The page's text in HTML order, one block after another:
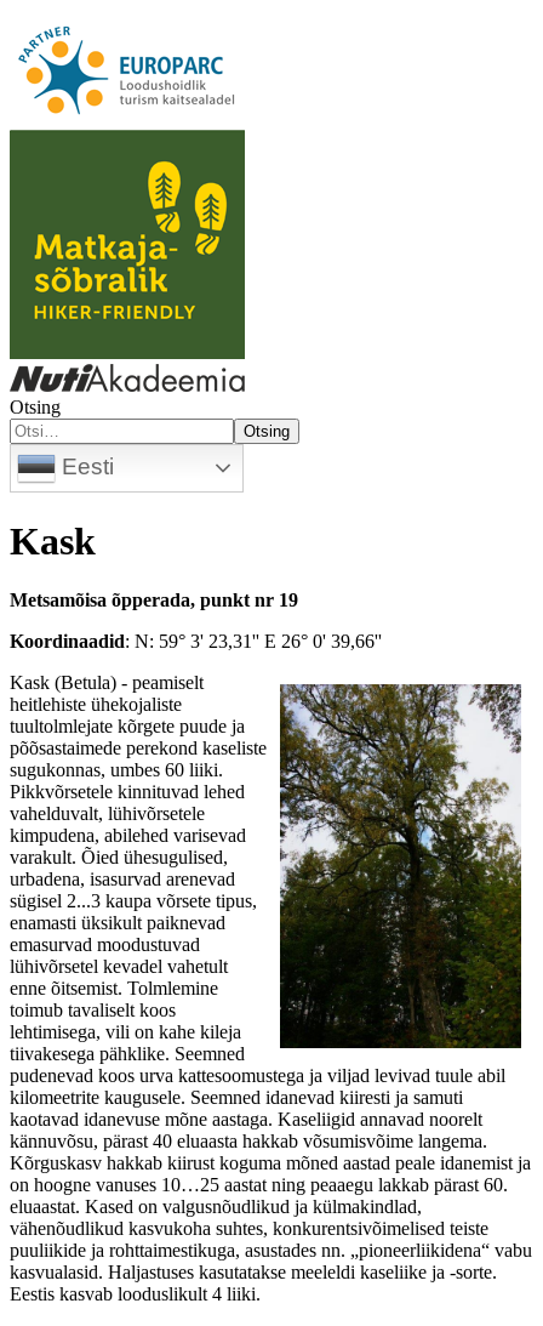
Otsing
Otsing
Eesti
Kask
Metsamõisa õpperada, punkt nr 19
Koordinaadid: N: 59° 3' 23,31'' E 26° 0' 39,66''
Kask (Betula) - peamiselt
heitlehiste ühekojaliste
tuultolmlejate kõrgete puude ja
põõsastaimede perekond kaseliste
sugukonnas, umbes 60 liiki.
Pikkvõrsetele kinnituvad lehed
vahelduvalt, lühivõrsetele
kimpudena, abilehed varisevad
varakult. Õied ühesugulised,
urbadena, isasurvad arenevad
sügisel 2...3 kaupa võrsete tipus,
enamasti üksikult paiknevad
emasurvad moodustuvad
lühivõrsetel kevadel vahetult
enne õitsemist. Tolmlemine
toimub tavaliselt koos
lehtimisega, vili on kahe kileja
tiivakesega pähklike. Seemned
pudenevad koos urva kattesoomustega ja viljad levivad tuule abil
kilomeetrite kaugusele. Seemned idanevad kiiresti ja samuti
kaotavad idanevuse mõne aastaga. Kaseliigid annavad noorelt
kännuvõsu, pärast 40 eluaasta hakkab võsumisvõime langema.
Kõrguskasv hakkab kiirust koguma mõned aastad peale idanemist ja
on hoogne vanuses 10…25 aastat ning peaaegu lakkab pärast 60.
eluaastat. Kased on valgusnõudlikud ja külmakindlad,
vähenõudlikud kasvukoha suhtes, konkurentsivõimelised teiste
puuliikide ja rohttaimestikuga, asustades nn. „pioneerliikidena“ vabu
kasvualasid. Haljastuses kasutatakse meeleldi kaseliike ja -sorte.
Eestis kasvab looduslikult 4 liiki.